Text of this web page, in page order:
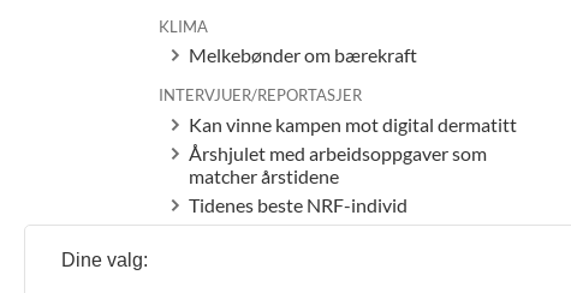
KLIMA
Melkebønder om bærekraft
INTERVJUER/REPORTASJER
Kan vinne kampen mot digital dermatitt
Årshjulet med arbeidsoppgaver som
matcher årstidene
Tidenes beste NRF-individ
Fikk koronavirus på fjøsbesøk
Dine valg: